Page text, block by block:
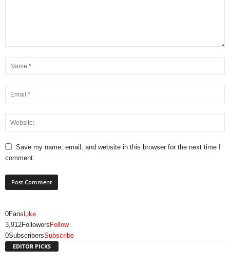
Save my name, email, and website in this browser for the next time I
comment.
0Fans Like
3,912Followers Follow
0SubscribersSubscribe
EDITOR PICKS